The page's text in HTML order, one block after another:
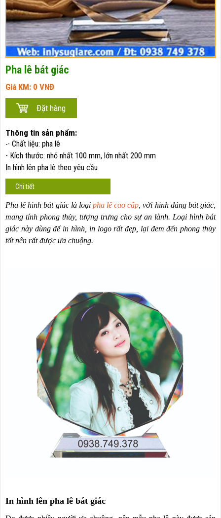
Pha lê bát giác
Giá KM: 0 VNĐ
Thông tin sản phẩm:
-- Chất liệu: pha lê
- Kích thước: nhỏ nhất 100 mm, lớn nhất 200 mm
In hình lên pha lê theo yêu cầu
Chi tiết
Pha lê hình bát giác là loại pha lê cao cấp , với hình dáng bát giác,
mang tính phong thủy, tượng trưng cho sự an lành. Loại hình bát
giác này dùng để in hình, in logo rất đẹp, lại đem đến phong thủy
tốt nên rất được ưa chuộng.
In hình lên pha lê bát giác